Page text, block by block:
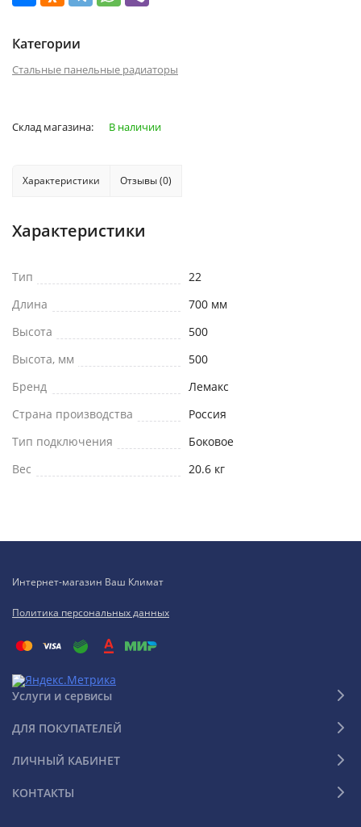
Категории
Стальные панельные радиаторы
Склад магазина: В наличии
Характеристики Отзывы (0)
Характеристики
Тип
22
Длина
700 мм
Высота
500
Высота, мм
500
Бренд
Лемакс
Страна производства
Россия
Тип подключения
Боковое
Вес
20.6 кг
Интернет-магазин Ваш Климат
Политика персональных данных
Услуги и сервисы
ДЛЯ ПОКУПАТЕЛЕЙ
ЛИЧНЫЙ КАБИНЕТ
КОНТАКТЫ